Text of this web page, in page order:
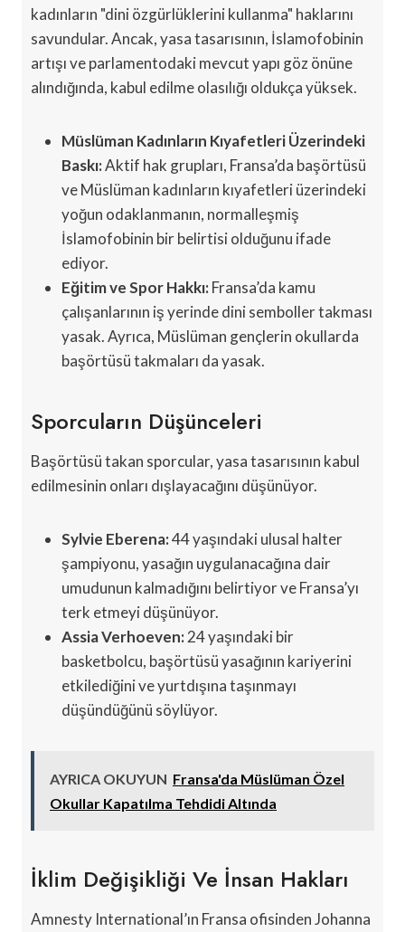
kadınların "dini özgürlüklerini kullanma" haklarını
savundular. Ancak, yasa tasarısının, İslamofobinin
artışı ve parlamentodaki mevcut yapı göz önüne
alındığında, kabul edilme olasılığı oldukça yüksek.
Müslüman Kadınların Kıyafetleri Üzerindeki
Baskı:Aktif hak grupları, Fransa’da başörtüsü
ve Müslüman kadınların kıyafetleri üzerindeki
yoğun odaklanmanın, normalleşmiş
İslamofobinin bir belirtisi olduğunu ifade
ediyor.
Eğitim ve Spor Hakkı:Fransa’da kamu
çalışanlarının iş yerinde dini semboller takması
yasak. Ayrıca, Müslüman gençlerin okullarda
başörtüsü takmaları da yasak.
Sporcuların Düşünceleri
Başörtüsü takan sporcular, yasa tasarısının kabul
edilmesinin onları dışlayacağını düşünüyor.
Sylvie Eberena:44 yaşındaki ulusal halter
şampiyonu, yasağın uygulanacağına dair
umudunun kalmadığını belirtiyor ve Fransa’yı
terk etmeyi düşünüyor.
Assia Verhoeven:24 yaşındaki bir
basketbolcu, başörtüsü yasağının kariyerini
etkilediğini ve yurtdışına taşınmayı
düşündüğünü söylüyor.
AYRICA OKUYUN Fransa'da Müslüman Özel
Okullar Kapatılma Tehdidi Altında
İklim Değişikliği Ve İnsan Hakları
Amnesty International’ın Fransa ofisinden Johanna